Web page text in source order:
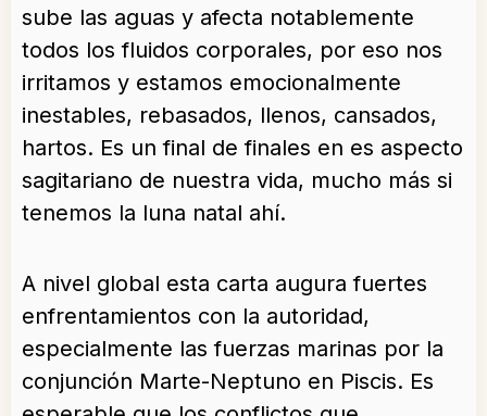
sube las aguas y afecta notablemente
todos los fluidos corporales, por eso nos
irritamos y estamos emocionalmente
inestables, rebasados, llenos, cansados,
hartos. Es un final de finales en es aspecto
sagitariano de nuestra vida, mucho más si
tenemos la luna natal ahí.
A nivel global esta carta augura fuertes
enfrentamientos con la autoridad,
especialmente las fuerzas marinas por la
conjunción Marte-Neptuno en Piscis. Es